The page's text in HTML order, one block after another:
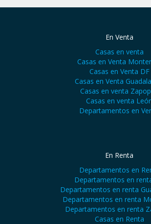
En Venta
Casas en venta
Casas en Venta
Casas en Venta DF
Casas en Venta
Casas en venta
Casas en venta
Departamentos en
En Renta
Departamentos en
Departamentos en
Departamentos en renta
Departamentos en renta
Departamentos en renta
Casas en Renta